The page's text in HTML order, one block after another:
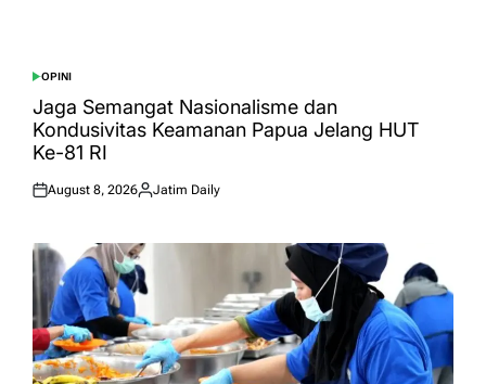
POSTED
IN
OPINI
Jaga Semangat Nasionalisme dan
Kondusivitas Keamanan Papua Jelang HUT
Ke-81 RI
Posted
August 8, 2026
Posted
Jatim Daily